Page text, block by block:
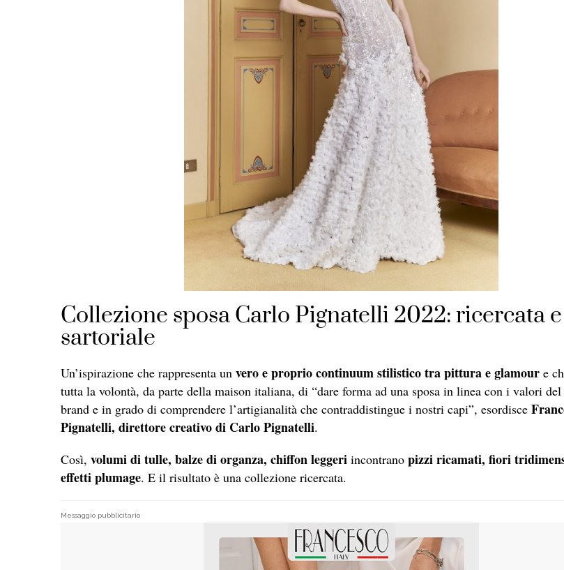
Collezione sposa Carlo Pignatelli 2022: ricercata e
sartoriale
Un’ispirazione che rappresenta un vero e proprio continuum stilistico tra pittura e glamour e
tutta la volontà, da parte della maison italiana, di “dare forma ad una sposa in linea con i valori
brand e in grado di comprendere l’artigianalità che contraddistingue i nostri capi”, esordisce
Pignatelli, direttore creativo di Carlo Pignatelli.
Così, volumi di tulle, balze di organza, chiffon leggeri incontrano pizzi ricamati, fiori
effetti plumage. E il risultato è una collezione ricercata.
Messaggio pubblicitario